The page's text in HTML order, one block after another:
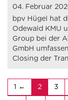
04. Februar
bpv Hügel hat
Odewald KMU
Group bei der
GmbH
Closing der
1 2 3